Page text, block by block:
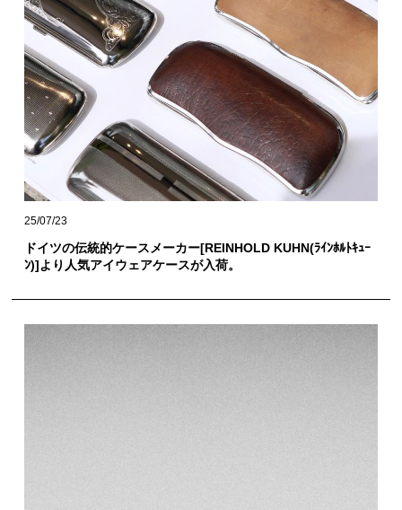
25/07/23
ドイツの伝統的ケースメーカー[REINHOLD KUHN(ﾗｲﾝﾎﾙﾄｷｭｰ
ﾝ)]より人気アイウェアケースが入荷。